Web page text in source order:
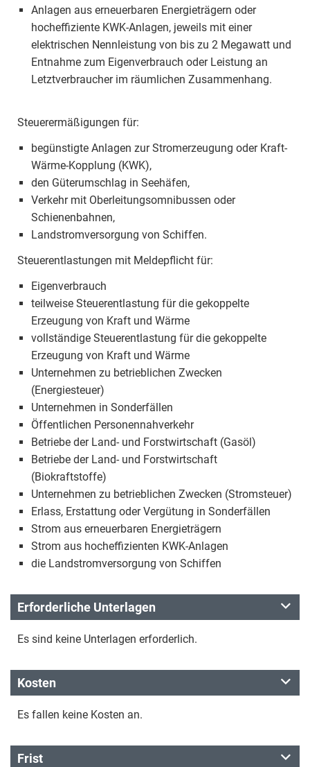
Anlagen aus erneuerbaren Energieträgern oder
hocheffiziente KWK-Anlagen, jeweils mit einer
elektrischen Nennleistung von bis zu 2 Megawatt und
Entnahme zum Eigenverbrauch oder Leistung an
Letztverbraucher im räumlichen Zusammenhang.
Steuerermäßigungen für:
begünstigte Anlagen zur Stromerzeugung oder Kraft-
Wärme-Kopplung (KWK),
den Güterumschlag in Seehäfen,
Verkehr mit Oberleitungsomnibussen oder
Schienenbahnen,
Landstromversorgung von Schiffen.
Steuerentlastungen mit Meldepflicht für:
Eigenverbrauch
teilweise Steuerentlastung für die gekoppelte
Erzeugung von Kraft und Wärme
vollständige Steuerentlastung für die gekoppelte
Erzeugung von Kraft und Wärme
Unternehmen zu betrieblichen Zwecken
(Energiesteuer)
Unternehmen in Sonderfällen
Öffentlichen Personennahverkehr
Betriebe der Land- und Forstwirtschaft (Gasöl)
Betriebe der Land- und Forstwirtschaft
(Biokraftstoffe)
Unternehmen zu betrieblichen Zwecken (Stromsteuer)
Erlass, Erstattung oder Vergütung in Sonderfällen
Strom aus erneuerbaren Energieträgern
Strom aus hocheffizienten KWK-Anlagen
die Landstromversorgung von Schiffen
Erforderliche Unterlagen
Es sind keine Unterlagen erforderlich.
Kosten
Es fallen keine Kosten an.
Frist